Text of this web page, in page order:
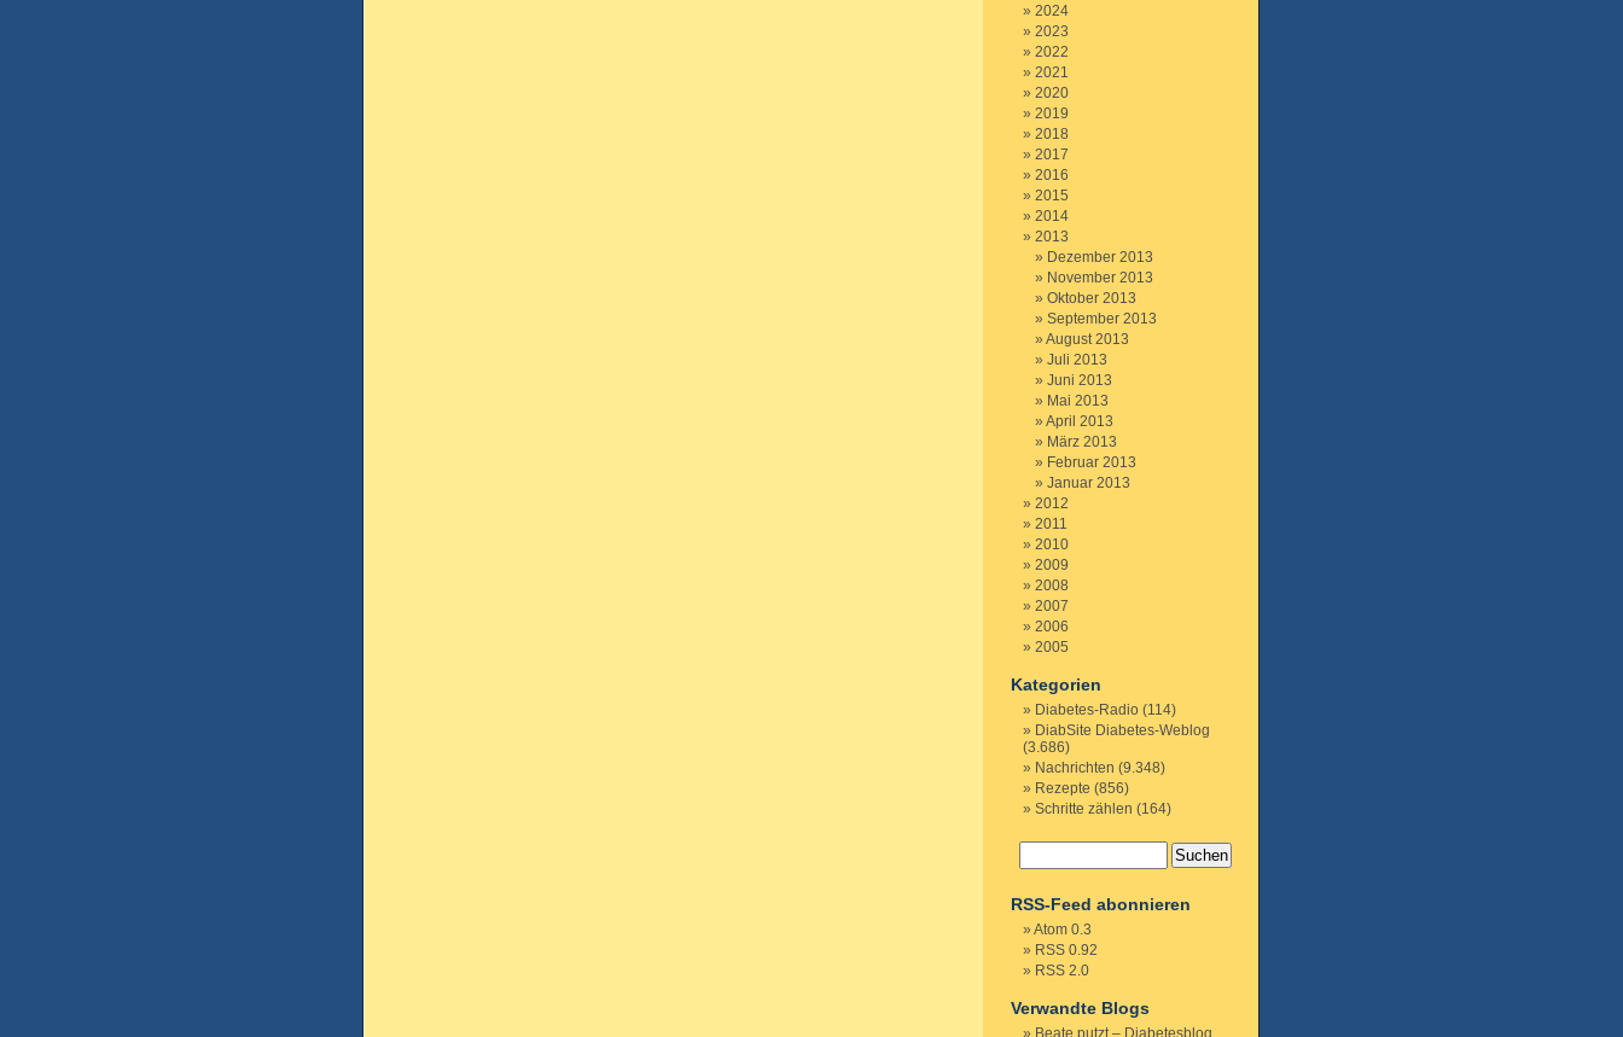
2024
2023
2022
2021
2020
2019
2018
2017
2016
2015
2014
2013
Dezember 2013
November 2013
Oktober 2013
September 2013
August 2013
Juli 2013
Juni 2013
Mai 2013
April 2013
März 2013
Februar 2013
Januar 2013
2012
2011
2010
2009
2008
2007
2006
2005
Kategorien
Diabetes-Radio (114)
DiabSite Diabetes-Weblog
(3.686)
Nachrichten (9.348)
Rezepte (856)
Schritte zählen (164)
RSS-Feed abonnieren
Atom 0.3
RSS 0.92
RSS 2.0
Verwandte Blogs
Beate putzt – Diabetesblog